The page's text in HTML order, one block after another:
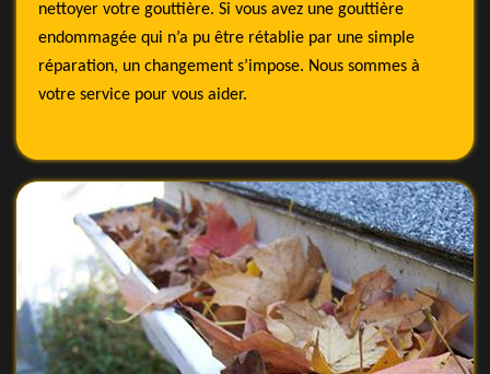
nettoyer votre gouttière. Si vous avez une gouttière
endommagée qui n’a pu être rétablie par une simple
réparation, un changement s’impose. Nous sommes à
votre service pour vous aider.